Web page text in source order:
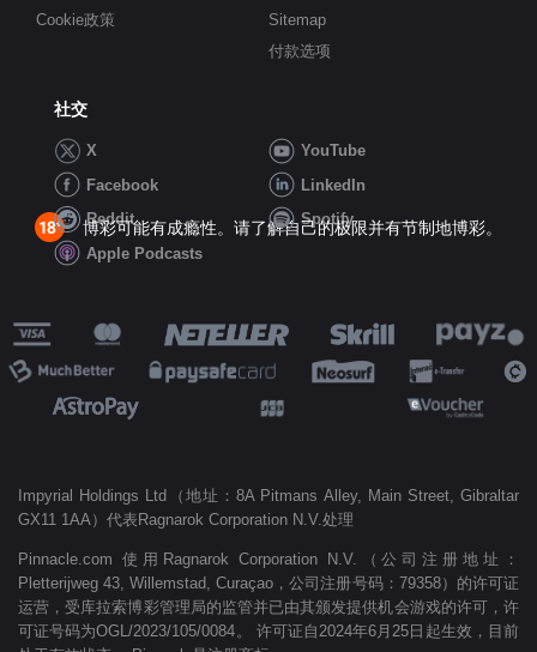
Cookie政策
Sitemap
付款选项
社交
X
YouTube
Facebook
LinkedIn
Reddit
Spotify
Apple Podcasts
博彩可能有成瘾性。请了解自己的极限并有节制地博彩。
Impyrial Holdings Ltd（地址：8A Pitmans Alley, Main Street, Gibraltar
GX11 1AA）代表Ragnarok Corporation N.V.处理
Pinnacle.com 使用Ragnarok Corporation N.V.（公司注册地址：
Pletterijweg 43, Willemstad, Curaçao，公司注册号码：79358）的许可证
运营，受库拉索博彩管理局的监管并已由其颁发提供机会游戏的许可，许
可证号码为OGL/2023/105/0084。 许可证自2024年6月25日起生效，目前